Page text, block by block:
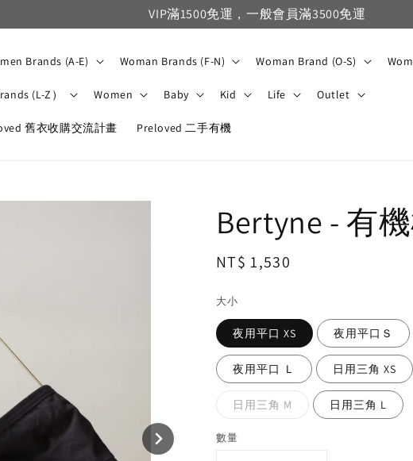
VIP滿1500免運，一般會員滿3500免運
Brands (A-E) Woman Brands (F-N) Woman Brand (O-S)
(L-Z） Women Baby Kid Life Outlet
舊衣收購交流計畫 Preloved 二手有機
Bertyne - 有
Regular
NT$ 1,530
大小
夜用平口 XS 夜用平口Ｓ
夜用平口 Ｌ 日用三角 XS
日用三角 M 日用三角 L
數量